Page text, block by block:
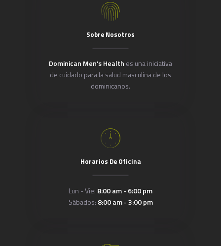
Sobre Nosotros
Dominican Men's Health es una iniciativa
de cuidado para la salud masculina de los
dominicanos.
Horarios De Oficina
Lun - Vie: 8:00 am - 6:00 pm
Sábados: 8:00 am - 3:00 pm